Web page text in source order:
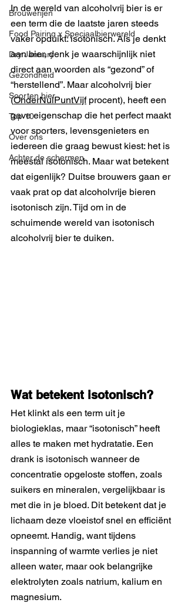
Brouwerijen
Food Pairing x Speciaalbierwereld
Dry January
Gezondheid
Soorten bier
Top 10
Over ons
Achter de schermen
In de wereld van alcoholvrij bier is er
een term die de laatste jaren steeds
vaker opduikt: isotonisch. Als je denkt
aan bier, denk je waarschijnlijk niet
direct aan woorden als “gezond” of
“herstellend”. Maar alcoholvrij bier
(OnderNulPuntVijf procent), heeft een
gave eigenschap die het perfect maakt
voor sporters, levensgenieters en
iedereen die graag bewust kiest: het is
meestal isotonisch. Maar wat betekent
dat eigenlijk? Duitse brouwers gaan er
vaak prat op dat alcoholvrije bieren
isotonisch zijn. Tijd om in de
schuimende wereld van isotonisch
alcoholvrij bier te duiken.
Wat betekent isotonisch?
Het klinkt als een term uit je
biologieklas, maar “isotonisch” heeft
alles te maken met hydratatie. Een
drank is isotonisch wanneer de
concentratie opgeloste stoffen, zoals
suikers en mineralen, vergelijkbaar is
met die in je bloed. Dit betekent dat je
lichaam deze vloeistof snel en efficiënt
opneemt. Handig, want tijdens
inspanning of warmte verlies je niet
alleen water, maar ook belangrijke
elektrolyten zoals natrium, kalium en
magnesium.